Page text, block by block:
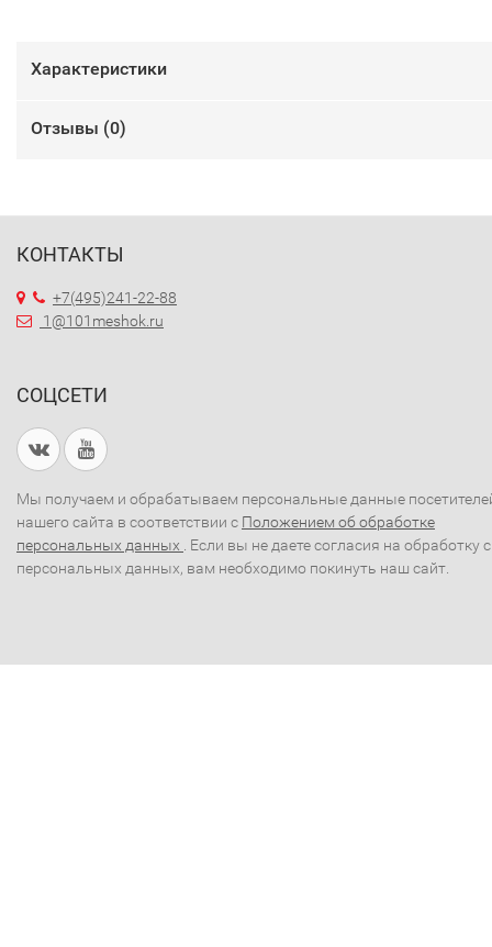
Характеристики
Отзывы (0)
КОНТАКТЫ
+7(495)241-22-88
1@101meshok.ru
СОЦСЕТИ
Мы получаем и обрабатываем персональные данные
нашего сайта в соответствии с Положением об обработке
персональных данных . Если вы не даете согласия на обработку
персональных данных, вам необходимо покинуть наш сайт.